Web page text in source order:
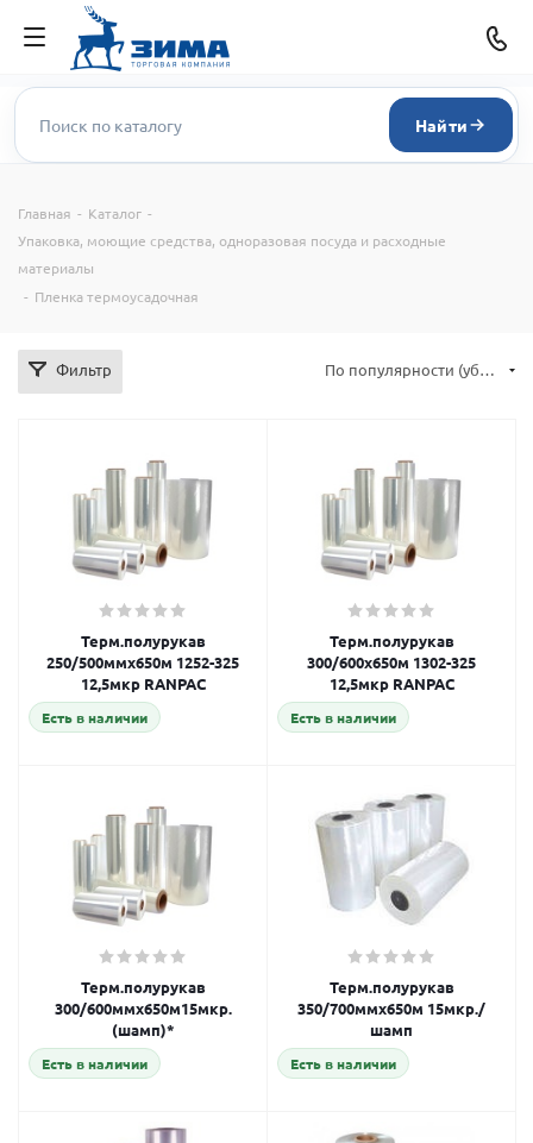
Найти
Главная - Каталог -
Упаковка, моющие средства, одноразовая посуда и расходные
материалы
- Пленка термоусадочная
Фильтр По популярности (убывание)
Терм.полурукав
250/500ммх650м 1252-325
12,5мкр RANPAC
Есть в наличии
Терм.полурукав
300/600х650м 1302-325
12,5мкр RANPAC
Есть в наличии
Терм.полурукав
300/600ммх650м15мкр.
(шамп)*
Есть в наличии
Терм.полурукав
350/700ммх650м 15мкр./
шамп
Есть в наличии